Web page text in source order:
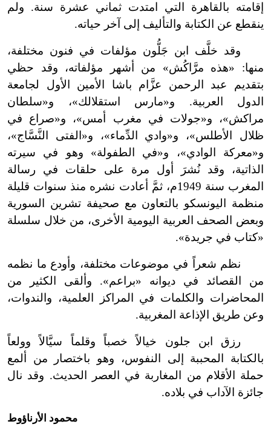
إقامته بالقاهرة التي امتدت ثماني عشرة سنة. ولم
ينقطع عن الكتابة والتأليف إلى آخر حياته.
وقد خلَّف ابن جَلُّون مؤلفات في فنون مختلفة،
منها: «هذه مرَّاكُش» من أشهر مؤلفاته، وقد حظي
بتقديم عبد الرحمن عزَّام باشا الأمين الأول لجامعة
الدول العربية. و«مارس استقلالك»، و«سلطان
مراكش»، و«جولات في مغرب أمس»، و«صراع في
ظلال الأطلس»، و«وادي الدِّماء»، و«الفتى النَّسَّاج»،
و«معركة الوادي»، و«في الطفولة» وهو في سيرته
الذاتية، وقد نُشرَ أول مرة على حلقات في رسالة
المغرب سنة 1949م، ثمَّ أعادت نشره منذ سنوات قليلة
منظمة اليونسكو بالتعاون مع صحيفة تشرين السورية
وبعض الصحف العربية اليومية الأخرى، من خلال سلسلة
«كتاب في جريدة».
نظم شعراً في موضوعات مختلفة، وأودع ما نظمه
من القصائد في ديوانه «براعم». وألقى الكثير من
المحاضرات والكلمات في المراكز العلمية، والندوات،
وعن طريق الإذاعة المغربية.
رزق ابن جلون خيالاً خصباً وقلماً سيَّالاً وولعاً
بالكتابة المحببة إلى النفوس، وهو باختصار من ألمع
حملة الأقلام من المغاربة في العصر الحديث. وقد نال
جائزة الآداب في بلاده.
محمود الأرناؤوط